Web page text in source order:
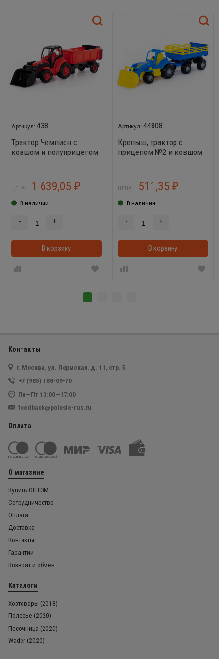
438
Трактор Чемпион с
ковшом и полуприцепом
ЦЕНА: 1 639,05 ₽
В наличии
- +
В корзину В корзинке
44808
Крепыш, трактор с
прицепом №2 и ковшом
ЦЕНА: 511,35 ₽
В наличии
- +
В корзину
Контакты
г. Москва, ул. Пермская, д. 11, стр. 5
+7 (985) 188-09-70
Пн—Пт 10:00—17:00
feedback@polesie-rus.ru
Оплата
О магазине
Купить ОПТОМ
Сотрудничество
Оплата
Доставка
Контакты
Гарантии
Возврат и обмен
Каталоги
Хозтовары (2018)
Полесье (2020)
Песочница (2020)
Wader (2020)